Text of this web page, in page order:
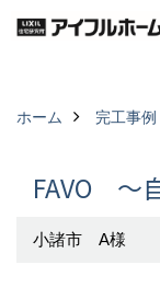
ホーム 完工事例
FAVO ～
小諸市 A様